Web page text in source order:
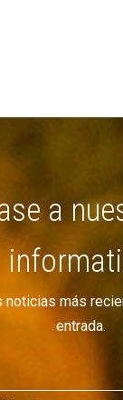
a
noticias más
entrada.